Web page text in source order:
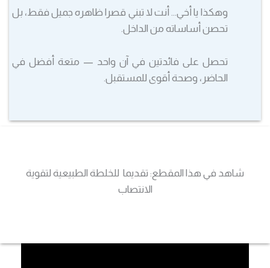
وهكذا يا أخي… أنت لا تبني قصرا ظاهره جميل فقط، بل
تحصن أساساته من الداخل.
تحصل على فائدتين في آن واحد — متعة أفضل في
الحاضر، وصحة أقوى للمستقبل.
شاهد في هذا المقطع: تقديما للخلطة الطبيعية لتقوية
الانتصاب